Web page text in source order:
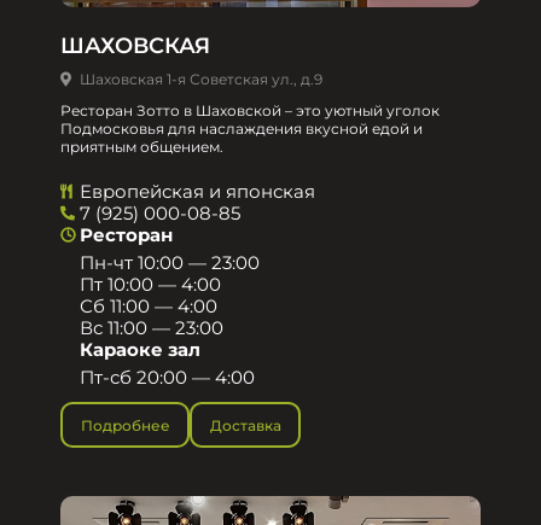
ШАХОВСКАЯ
Шаховская 1-я Советская ул., д.9
Ресторан Зотто в Шаховской – это уютный уголок
Подмосковья для наслаждения вкусной едой и
приятным общением.​
Европейская и японская
7 (925) 000-08-85
Ресторан
Пн-чт 10:00 — 23:00
Пт 10:00 — 4:00
Сб 11:00 — 4:00
Вс 11:00 — 23:00
Караоке зал
Пт-сб 20:00 — 4:00
Подробнее Доставка